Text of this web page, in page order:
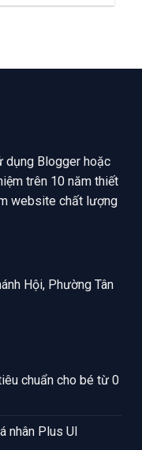
dụng Blogger hoặc
trên 10 năm thiết
website chất lượng
Hội, Phường Tân
chuẩn cho bé từ 0
nhân Plus UI